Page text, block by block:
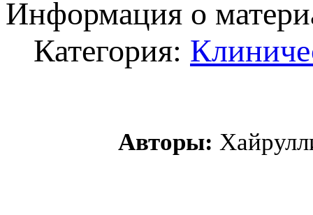
Информация о
Категория:
Авторы: